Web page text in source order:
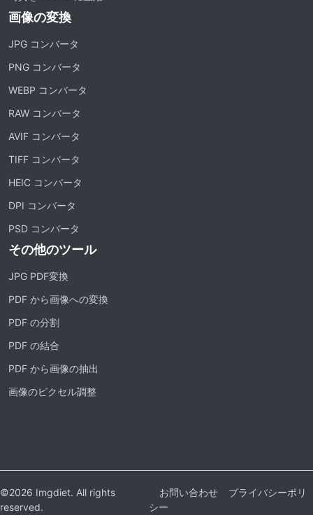
画像の変換
JPG コンバータ
PNG コンバータ
WEBP コンバータ
RAW コンバータ
AVIF コンバータ
TIFF コンバータ
HEIC コンバータ
DPI コンバータ
PSD コンバータ
その他のツール
JPG PDF変換
PDF から画像への変換
PDF の分割
PDF の結合
PDF から画像の抽出
画像のピクセル調整
©2026 Imgdiet. All rights
reserved.
お問い合わせ
プライバシーポリ
シー